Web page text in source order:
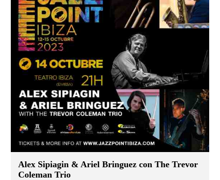
Alex Sipiagin & Ariel Bringuez con The Trevor
Coleman Trio